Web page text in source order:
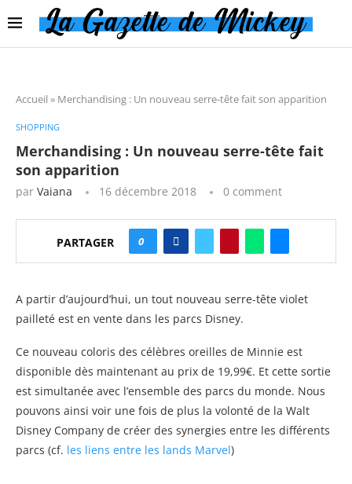
Accueil » Merchandising : Un nouveau serre-tête fait son apparition
SHOPPING
Merchandising : Un nouveau serre-tête fait
son apparition
par Vaiana 16 décembre 2018 0 comment
PARTAGER 0
A partir d’aujourd’hui, un tout nouveau serre-tête violet
pailleté est en vente dans les parcs Disney.
Ce nouveau coloris des célèbres oreilles de Minnie est
disponible dès maintenant au prix de 19,99€. Et cette sortie
est simultanée avec l’ensemble des parcs du monde. Nous
pouvons ainsi voir une fois de plus la volonté de la Walt
Disney Company de créer des synergies entre les différents
parcs (cf. les liens entre les lands Marvel)